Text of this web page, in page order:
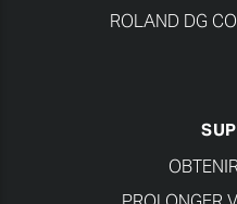
ROLAND DG